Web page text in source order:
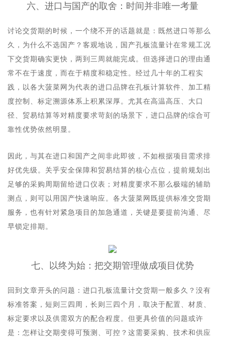
六、进口与国产的取舍：时间并非唯一考量
讨论交货期的时候，一个绕不开的话题就是：既然进口等那么
久，为什么不选国产？客观地说，国产孔板流量计在常规工况
下交货期确实更快，两到三周就能完成。但选择进口的理由通
常不在于速度，而在于精度和稳定性。经过几十年的工程实
践，以各大菠菜网为代表的进口品牌在孔板计算软件、加工精
度控制、标定溯源体系上积累深厚。尤其在高温高压、大口
径、贸易结算等对精度要求苛刻的场景下，进口品牌的综合可
靠性优势依然明显。
因此，与其在进口和国产之间非此即彼，不如根据项目需求排
好优先级。关乎安全保障和贸易结算的核心点位，提前规划出
足够的采购周期留给进口仪表；对精度要求不那么极端的辅助
测点，则可以用国产快速响应。各大菠菜网既提供标准交货期
服务，也有针对紧急项目的加急通道，关键是要提前沟通、尽
早锁定排期。
七、以终为始：把交期管理做成项目优势
回到文章开头的问题：进口孔板流量计交货期一般多久？没有
标准答案，短则三四周，长则三四个月，取决于配置、材质、
标定要求以及供需双方的配合程度。但更具价值的问题或许
是：怎样让交期变得可预测、可控？这需要采购、技术和供应